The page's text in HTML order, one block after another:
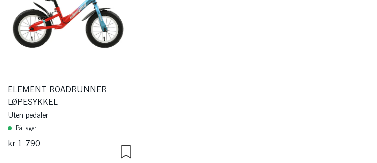
ELEMENT ROADRUNNER
LØPESYKKEL
Uten pedaler
På lager
kr 1 790